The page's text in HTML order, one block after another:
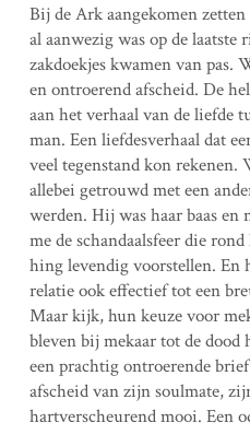
Bij de Ark aangekomen
al aanwezig was op de laatste
zakdoekjes kwamen van pas.
en ontroerend afscheid. De
aan het verhaal van de liefde
man. Een liefdesverhaal dat
veel tegenstand kon rekenen.
allebei getrouwd met een
werden. Hij was haar baas
me de schandaalsfeer die
hing levendig voorstellen. En
relatie ook effectief tot een
Maar kijk, hun keuze voor
bleven bij mekaar tot de dood
een prachtig ontroerende
afscheid van zijn soulmate,
hartverscheurend mooi. Een